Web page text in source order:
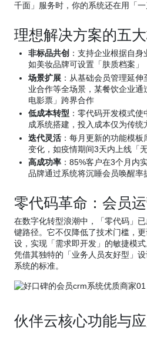
千面」服务时，你的系统还在用「
理想解决方案的五
非标品共创 ：支持企业根据自
如美妆品牌可设置「肤质档案
场景扩展 ：从基础会员管理延
业合作等全场景，某餐饮企业
电影票」跨界合作
低成本转型 ：零代码开发模式
成系统搭建，投入成本仅为传统
迭代灵活 ：每月更新的功能模
变化，如疫情期间3天内上线「
高成功率 ：85%客户在3个月内
品牌通过系统将沉睡会员唤醒率
零代码革命：会员
在数字化转型浪潮中，「零代码」
键路径。它不仅降低了技术门槛，
设，实现「需求即开发」的敏捷模式
凭借其独特的「业务人员友好型」
系统的标准。
伙伴云核心功能与